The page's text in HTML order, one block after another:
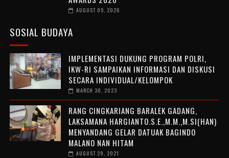
AUGUST 05, 2026
SOSIAL BUDAYA
IMPLEMENTASI DUKUNG PROGRAM POLRI,
IKW-RI SAMPAIKAN INFORMASI DAN DISKUSI
SECARA INDIVIDUAL/KELOMPOK
MARCH 30, 2023
RANG CINGKARIANG BARALEK GADANG,
LAKSAMANA HARGIANTO.S.E.,M.M.,M.SI(HAN)
MENYANDANG GELAR DATUAK BAGINDO
MALANO NAN HITAM
AUGUST 29, 2021